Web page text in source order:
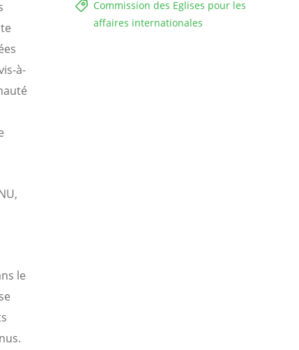
Commission des Eglises pour les
affaires internationales
à-
le